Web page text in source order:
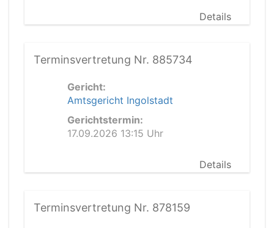
Details
Terminsvertretung Nr. 885734
Gericht:
Amtsgericht Ingolstadt
Gerichtstermin:
17.09.2026 13:15 Uhr
Details
Terminsvertretung Nr. 878159